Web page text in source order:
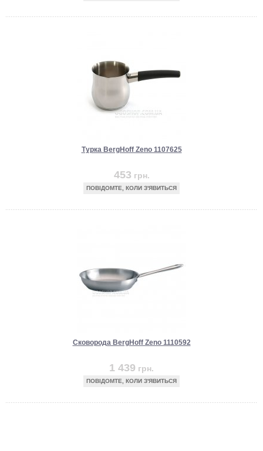
Турка BergHoff Zeno 1107625
453 грн.
ПОВІДОМТЕ, КОЛИ З'ЯВИТЬСЯ
Сковорода BergHoff Zeno 1110592
1 439 грн.
ПОВІДОМТЕ, КОЛИ З'ЯВИТЬСЯ